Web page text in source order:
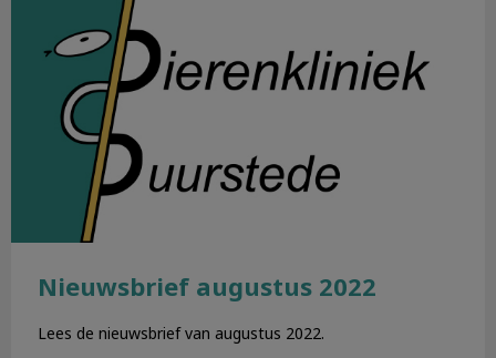
Nieuwsbrief augustus 2022
Lees de nieuwsbrief van augustus 2022.